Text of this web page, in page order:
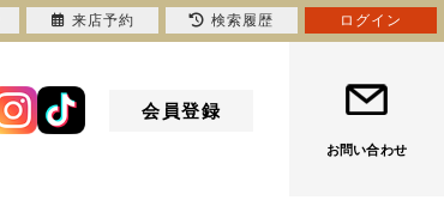
会員登録
お問い合わせ
来店予約 検索履歴 ログイン